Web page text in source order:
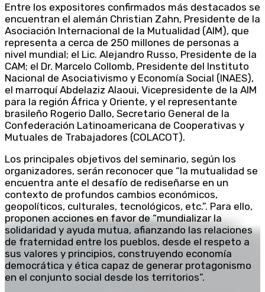
Entre los expositores confirmados más destacados se
encuentran el alemán Christian Zahn, Presidente de la
Asociación Internacional de la Mutualidad (AIM), que
representa a cerca de 250 millones de personas a
nivel mundial; el Lic. Alejandro Russo, Presidente de la
CAM; el Dr. Marcelo Collomb, Presidente del Instituto
Nacional de Asociativismo y Economía Social (INAES),
el marroquí Abdelaziz Alaoui, Vicepresidente de la AIM
para la región África y Oriente, y el representante
brasileño Rogerio Dallo, Secretario General de la
Confederación Latinoamericana de Cooperativas y
Mutuales de Trabajadores (COLACOT).
Los principales objetivos del seminario, según los
organizadores, serán reconocer que “la mutualidad se
encuentra ante el desafío de rediseñarse en un
contexto de profundos cambios económicos,
geopolíticos, culturales, tecnológicos, etc.”. Para ello,
proponen acciones en favor de “mundializar la
solidaridad y ayuda mutua, afianzando las relaciones
de fraternidad entre los pueblos, desde el respeto a
sus valores y principios, construyendo economía
democrática y ética capaz de generar protagonismo
en el conjunto social desde los territorios”.